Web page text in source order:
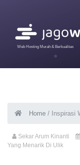
Web Hosting Murah & Berkualitas
Home / Inspirasi
Sekar Arum Kinanti
Yang Menarik Di Ulik